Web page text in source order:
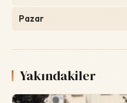
Pazar
Yakındakiler